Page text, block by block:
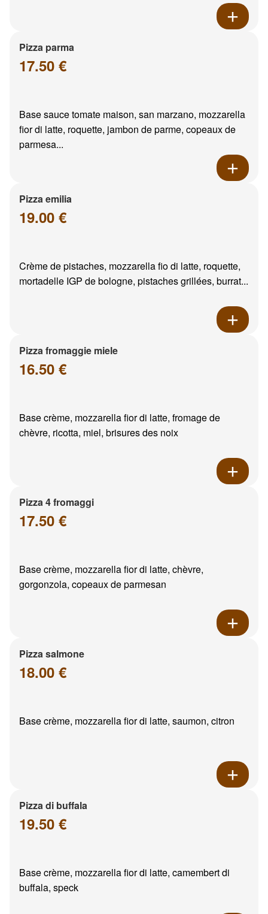
Pizza parma
17.50 €
Base sauce tomate maison, san marzano, mozzarella
fior di latte, roquette, jambon de parme, copeaux de
parmesa...
Pizza emilia
19.00 €
Crème de pistaches, mozzarella fio di latte, roquette,
mortadelle IGP de bologne, pistaches grillées, burrat...
Pizza fromaggie miele
16.50 €
Base crème, mozzarella fior di latte, fromage de
chèvre, ricotta, miel, brisures des noix
Pizza 4 fromaggi
17.50 €
Base crème, mozzarella fior di latte, chèvre,
gorgonzola, copeaux de parmesan
Pizza salmone
18.00 €
Base crème, mozzarella fior di latte, saumon, citron
Pizza di buffala
19.50 €
Base crème, mozzarella fior di latte, camembert di
buffala, speck